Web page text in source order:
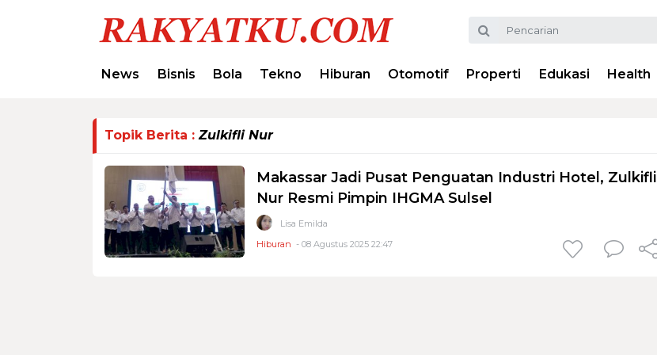
News Bisnis Bola Tekno Hiburan Otomotif Properti Edukasi Health
Topik Berita : Zulkifli Nur
Makassar Jadi Pusat Penguatan Industri Hotel, Zulkifli
Nur Resmi Pimpin IHGMA Sulsel
Lisa Emilda
Hiburan - 08 Agustus 2025 22:47